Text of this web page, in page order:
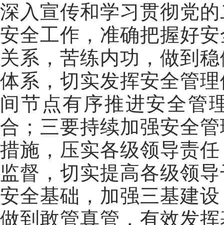
深入宣传和学习贯彻党
安全工作，准确把握好
关系，苦练内功，做到
体系，切实发挥安全管
间节点有序推进安全管
合；三要持续加强安全
措施，压实各级领导责
监督，切实提高各级领
安全基础，加强三基建
做到敢管真管，有效发